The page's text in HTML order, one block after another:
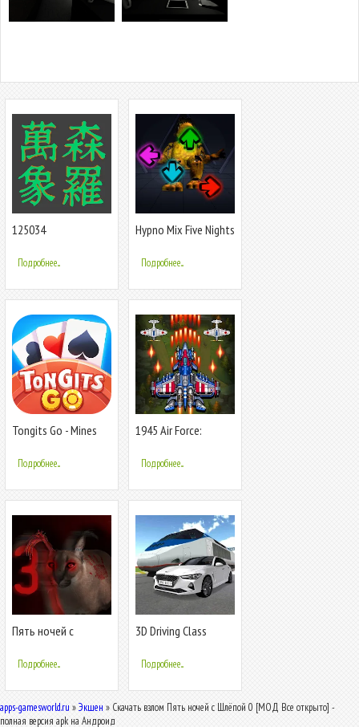
125034
Подробнее...
Hypno Mix Five Nights
Подробнее...
Tongits Go - Mines
Подробнее...
1945 Air Force:
Подробнее...
Пять ночей с
Подробнее...
3D Driving Class
Подробнее...
apps-gamesworld.ru »Экшен » Скачать взлом Пять ночей с Шлёпой 0 [МОД Все открыто] -
полная версия apk на Андроид